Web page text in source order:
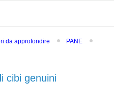
da approfondire PANE
cibi genuini